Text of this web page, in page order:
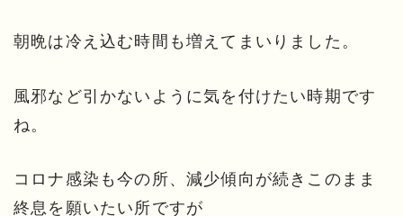
朝晩は冷え込む時間も増えてまいりました。
風邪など引かないように気を付けたい時期です
ね。
コロナ感染も今の所、減少傾向が続きこのまま
終息を願いたい所ですが